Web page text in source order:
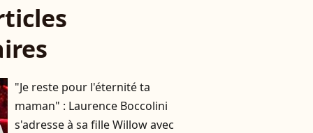
"Je reste pour l'éternité ta
maman" : Laurence Boccolini
s'adresse à sa fille Willow avec